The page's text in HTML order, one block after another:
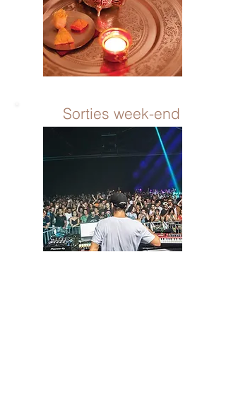
Sorties week-end